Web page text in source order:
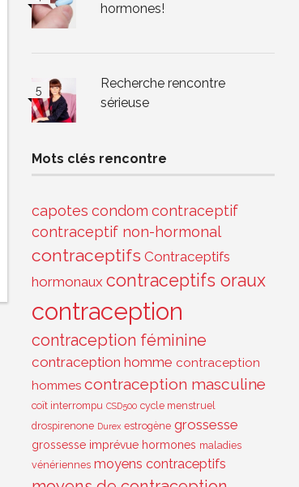
hormones!
Recherche rencontre
sérieuse
Mots clés rencontre
capotes condom contraceptif
contraceptif non-hormonal
contraceptifs Contraceptifs
hormonaux contraceptifs oraux
contraception
contraception féminine
contraception homme contraception
hommes contraception masculine
coït interrompu CSD500 cycle menstruel
drospirenone Durex estrogène grossesse
grossesse imprévue hormones maladies
vénériennes moyens contraceptifs